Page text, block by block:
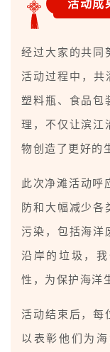
活动成
经过大家的共同
活动过程中，
塑料瓶、食品包
理，不仅让滨江
物创造了更好的
此次净滩活动
防和大幅减少各
污染，包括海洋
沿岸的垃圾，
性，为保护海洋
活动结束后，每
以表彰他们为